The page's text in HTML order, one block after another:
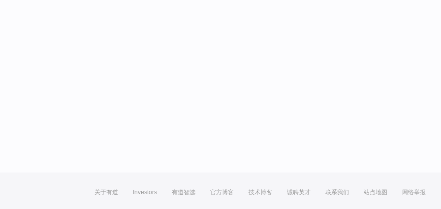
关于有道 Investors 有道智选 官方博客 技术博客 诚聘英才 联系我们 站点地图 网络举报